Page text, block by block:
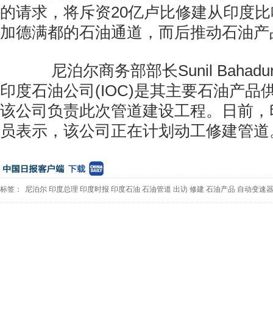
的请求，将斥资20亿卢比修建从印度
加德满都的石油通道，而后推动石油
尼泊尔商务部部长Sunil
印度石油公司(IOC)是其主要石油产品
该公司负责此次管道建设工程。日前
员表示，该公司正在计划动工修建管道
标签： 尼泊尔 印度总理 印度时报 印度石油 石油管道 出访 修建 石油产品 自动变速器